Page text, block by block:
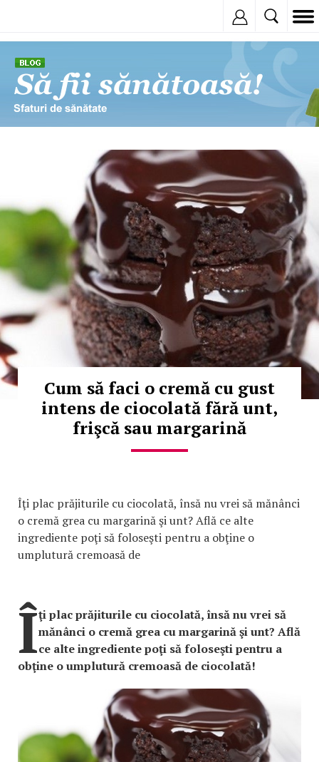
Cum să faci o cremă cu gust
intens de ciocolată fără unt,
frişcă sau margarină
Îţi plac prăjiturile cu ciocolată, însă nu vrei să mănânci
o cremă grea cu margarină şi unt? Află ce alte
ingrediente poţi să foloseşti pentru a obţine o
umplutură cremoasă de
Îţi plac prăjiturile cu ciocolată, însă nu vrei să
mănânci o cremă grea cu margarină şi unt? Află
ce alte ingrediente poţi să foloseşti pentru a
obţine o umplutură cremoasă de ciocolată!